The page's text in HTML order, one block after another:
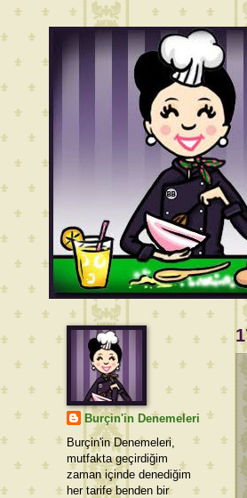
Burçin'in Denemeleri
Burçin'in Denemeleri,
mutfakta geçirdiğim
zaman içinde denediğim
her tarife benden bir